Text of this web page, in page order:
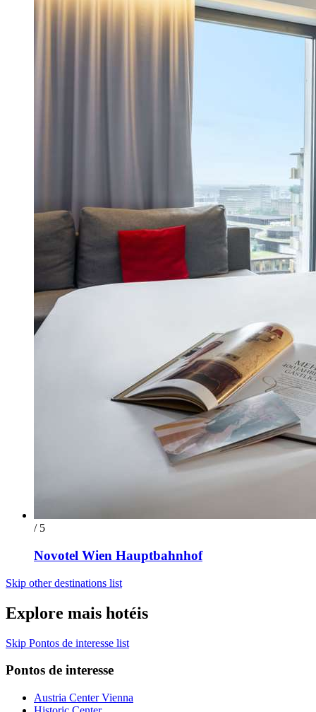
/ 5
Novotel Wien Hauptbahnhof
Skip other destinations list
Explore mais hotéis
Skip Pontos de interesse list
Pontos de interesse
Austria Center Vienna